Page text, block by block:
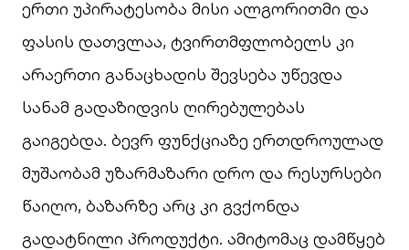
ერთი უპირატესობა მისი ალგორითმი და
ფასის დათვლაა, ტვირთმფლობელს კი
არაერთი განაცხადის შევსება უწევდა
სანამ გადაზიდვის ღირებულებას
გაიგებდა. ბევრ ფუნქციაზე ერთდროულად
მუშაობამ უზარმაზარი დრო და რესურსები
წაიღო, ბაზარზე არც კი გვქონდა
გადატნილი პროდუქტი. ამიტომაც დამწყებ